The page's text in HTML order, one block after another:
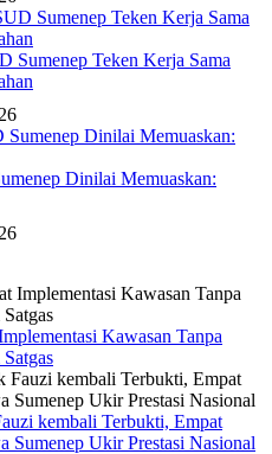
Sumenep Teken Kerja Sama
Dinilai Memuaskan:
Kawasan Tanpa
kembali Terbukti, Empat
Sumenep Ukir Prestasi Nasional